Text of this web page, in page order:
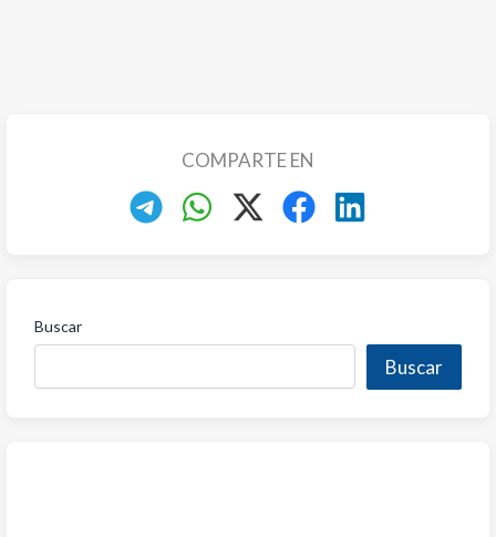
COMPARTE EN
Buscar
Buscar